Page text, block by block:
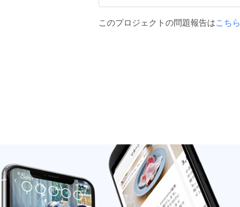
このプロジェクトの問題報告はこちら